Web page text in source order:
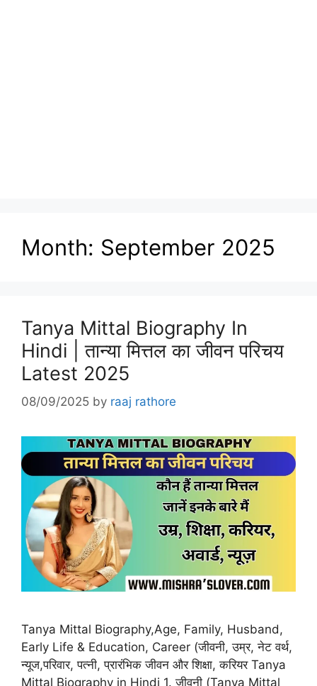
Month: September 2025
Tanya Mittal Biography In
Hindi | तान्या मित्तल का जीवन परिचय
Latest 2025
08/09/2025 by raaj rathore
Tanya Mittal Biography,Age, Family, Husband,
Early Life & Education, Career (जीवनी, उम्र, नेट वर्थ,
न्यूज,परिवार, पत्नी, प्रारंभिक जीवन और शिक्षा, करियर Tanya
Mittal Biography in Hindi 1. जीवनी (Tanya Mittal